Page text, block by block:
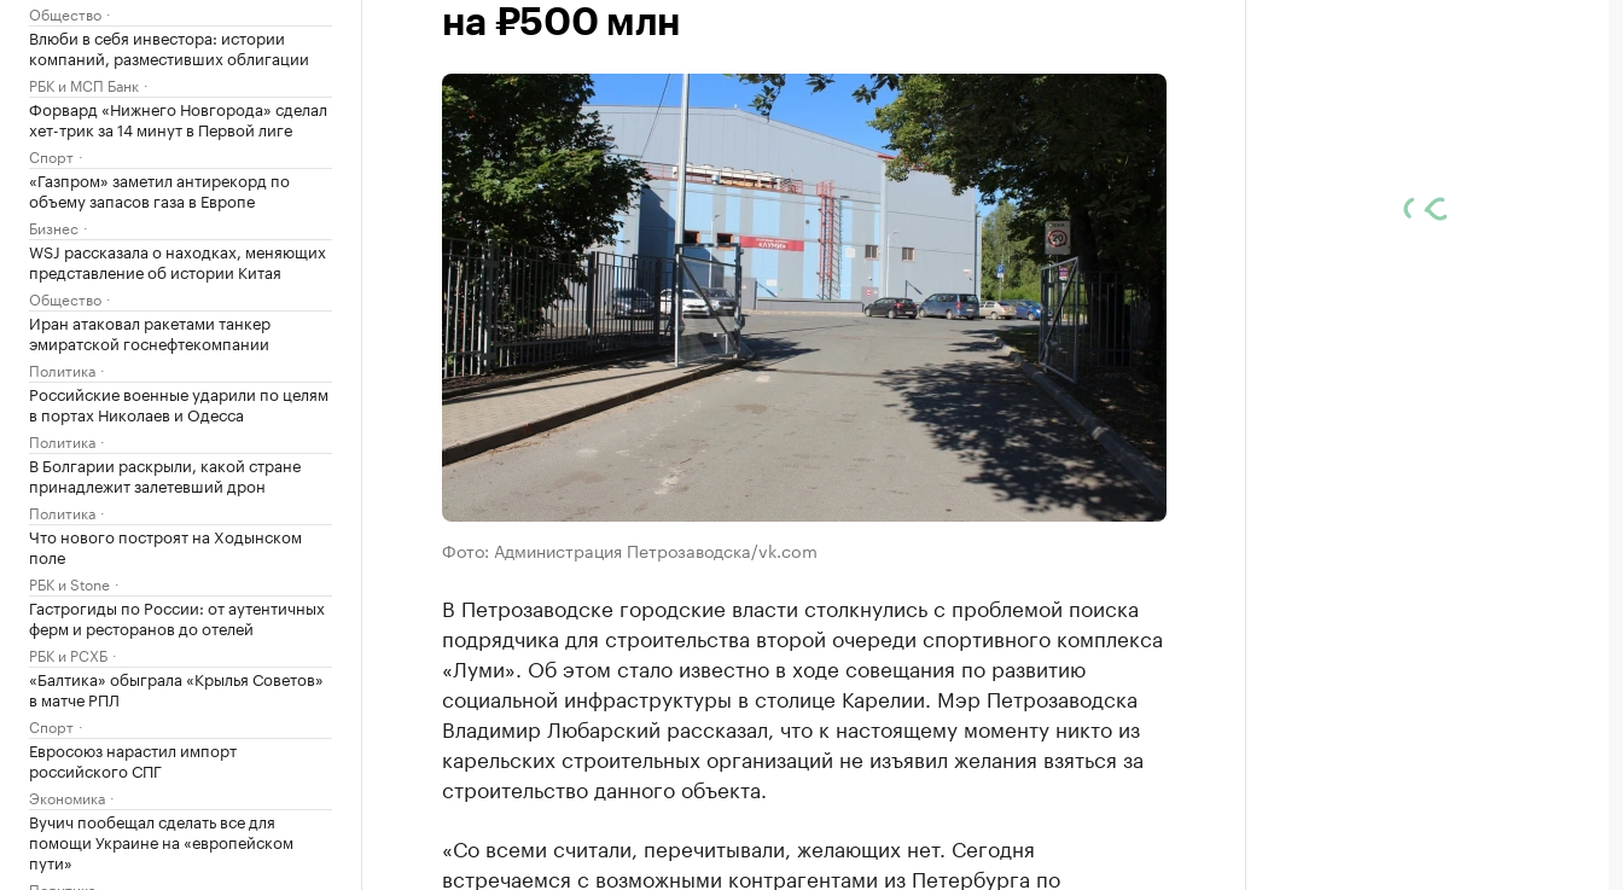
Общество
Влюби в себя инвестора: истории
компаний, разместивших облигации
РБК и МСП Банк
Форвард «Нижнего Новгорода» сделал
хет-трик за 14 минут в Первой лиге
Спорт
«Газпром» заметил антирекорд по
объему запасов газа в Европе
Бизнес
WSJ рассказала о находках, меняющих
представление об истории Китая
Общество
Иран атаковал ракетами танкер
эмиратской госнефтекомпании
Политика
Российские военные ударили по целям
в портах Николаев и Одесса
Политика
В Болгарии раскрыли, какой стране
принадлежит залетевший дрон
Политика
Что нового построят на Ходынском
поле
РБК и Stone
Гастрогиды по России: от аутентичных
ферм и ресторанов до отелей
РБК и РСХБ
«Балтика» обыграла «Крылья Советов»
в матче РПЛ
Спорт
Евросоюз нарастил импорт
российского СПГ
Экономика
Вучич пообещал сделать все для
помощи Украине на «европейском
пути»
на ₽500 млн
Фото: Администрация Петрозаводска/vk.com
В Петрозаводске городские власти столкнулись с проблемой поиска
подрядчика для строительства второй очереди спортивного комплекса
«Луми». Об этом стало известно в ходе совещания по развитию
социальной инфраструктуры в столице Карелии. Мэр Петрозаводска
Владимир Любарский рассказал, что к настоящему моменту никто из
карельских строительных организаций не изъявил желания взяться за
строительство данного объекта.
«Со всеми считали, перечитывали, желающих нет. Сегодня
встречаемся с возможными контрагентами из Петербурга по